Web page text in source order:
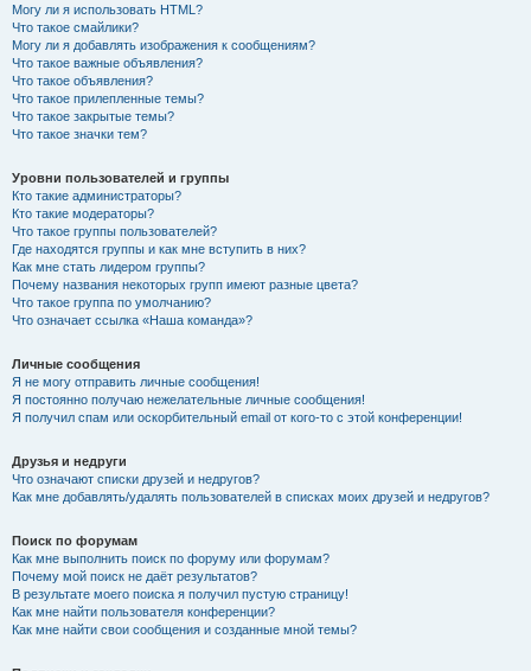
Могу ли я использовать HTML?
Что такое смайлики?
Могу ли я добавлять изображения к сообщениям?
Что такое важные объявления?
Что такое объявления?
Что такое прилепленные темы?
Что такое закрытые темы?
Что такое значки тем?
Уровни пользователей и группы
Кто такие администраторы?
Кто такие модераторы?
Что такое группы пользователей?
Где находятся группы и как мне вступить в них?
Как мне стать лидером группы?
Почему названия некоторых групп имеют разные цвета?
Что такое группа по умолчанию?
Что означает ссылка «Наша команда»?
Личные сообщения
Я не могу отправить личные сообщения!
Я постоянно получаю нежелательные личные сообщения!
Я получил спам или оскорбительный email от кого-то с этой конференции!
Друзья и недруги
Что означают списки друзей и недругов?
Как мне добавлять/удалять пользователей в списках моих друзей и недругов?
Поиск по форумам
Как мне выполнить поиск по форуму или форумам?
Почему мой поиск не даёт результатов?
В результате моего поиска я получил пустую страницу!
Как мне найти пользователя конференции?
Как мне найти свои сообщения и созданные мной темы?